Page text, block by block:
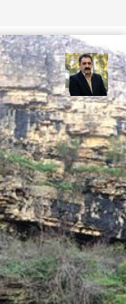
عدنان مرادی